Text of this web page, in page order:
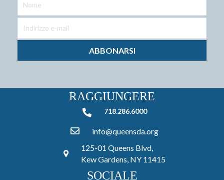
ABBONARSI
RAGGIUNGERE
718.286.6000718.286.6000
info@queensda.org
125-01 Queens Blvd,
Kew Gardens, NY 11415
SOCIALE